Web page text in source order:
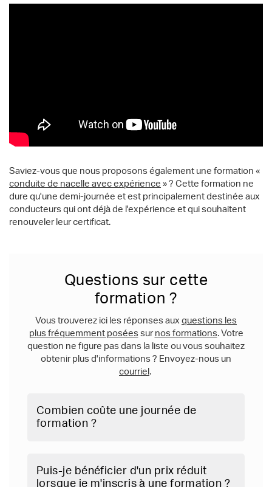
Saviez-vous que nous proposons également une formation «
conduite de nacelle avec expérience » ? Cette formation ne
dure qu'une demi-journée et est principalement destinée aux
conducteurs qui ont déjà de l'expérience et qui souhaitent
renouveler leur certificat.
Questions sur cette
formation ?
Vous trouverez ici les réponses aux questions les
plus fréquemment poséessur nos formations. Votre
question ne figure pas dans la liste ou vous souhaitez
obtenir plus d'informations ? Envoyez-nous un
courriel .
Combien coûte une journée de
formation ?
Puis-je bénéficier d'un prix réduit
lorsque je m'inscris à une formation ?